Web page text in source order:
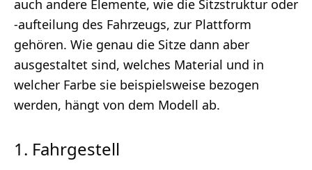
auch andere Elemente, wie die Sitzstruktur oder
-aufteilung des Fahrzeugs, zur Plattform
gehören. Wie genau die Sitze dann aber
ausgestaltet sind, welches Material und in
welcher Farbe sie beispielsweise bezogen
werden, hängt von dem Modell ab.
1. Fahrgestell